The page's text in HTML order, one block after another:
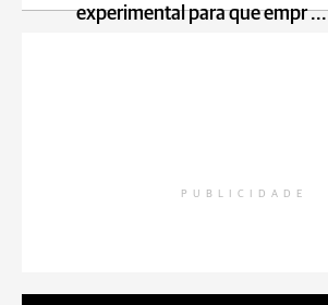
experimental para que empr ...
PUBLICIDADE